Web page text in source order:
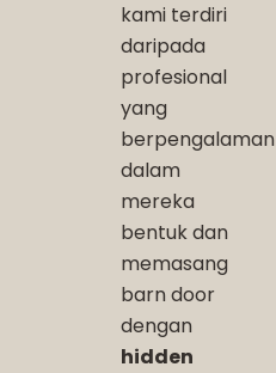
kami terdiri
daripada
profesional
yang
berpengalaman
dalam
mereka
bentuk dan
memasang
barn door
dengan
hidden